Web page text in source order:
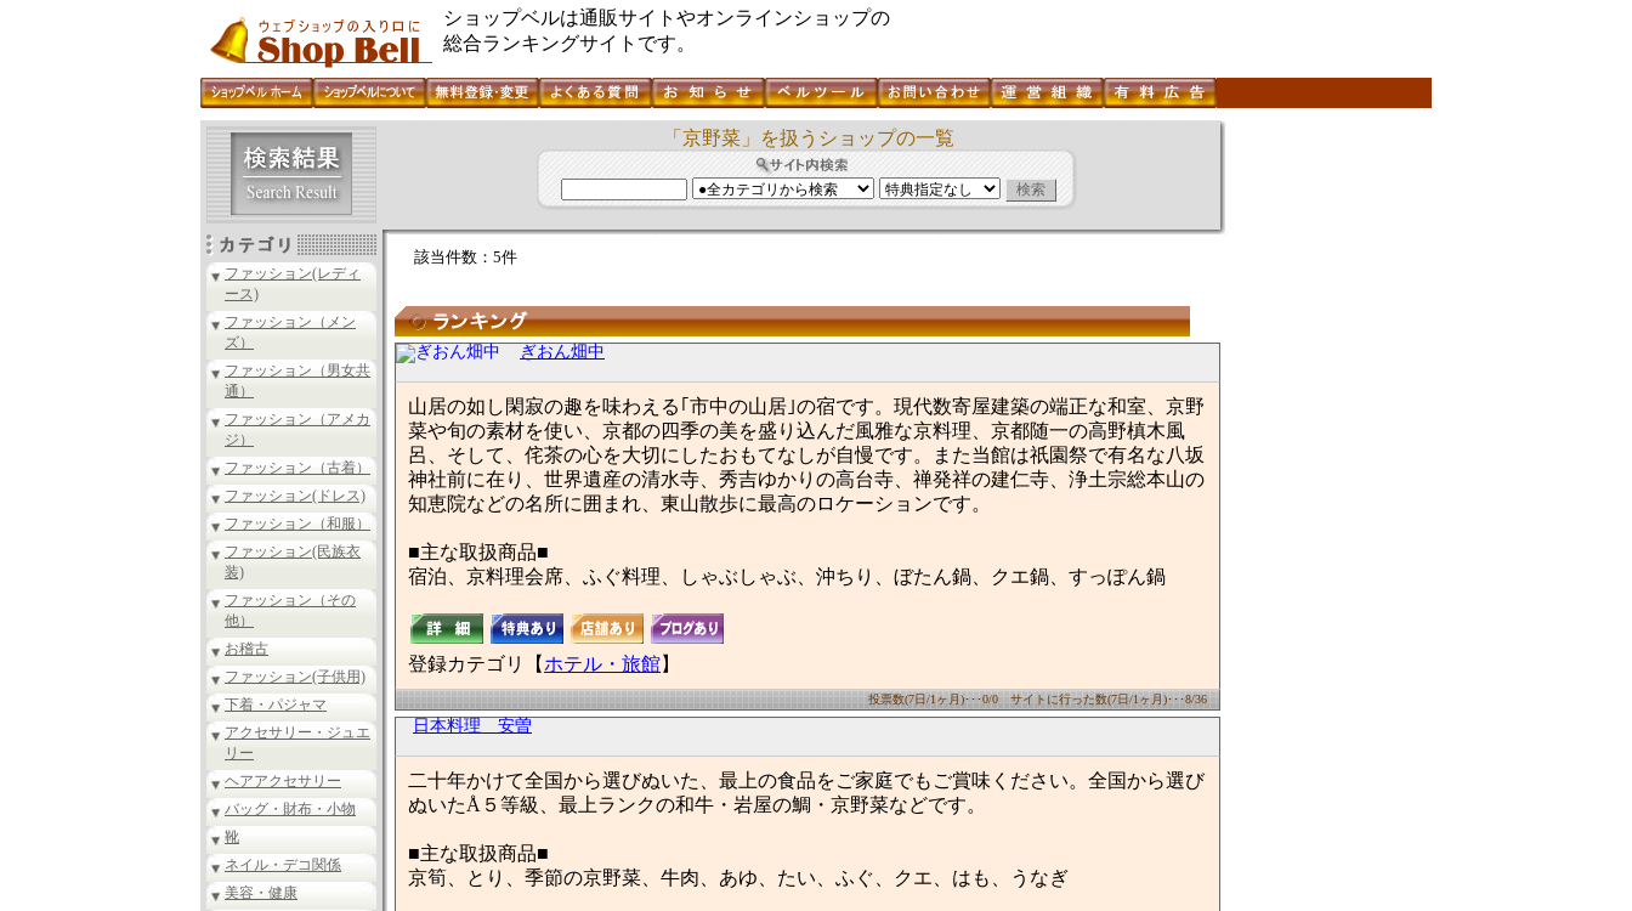
ショップベルは通販サイトやオンラインショップの
総合ランキングサイトです。
ファッション(レディ
ース)
ファッション（メン
ズ）
ファッション（男女共
通）
ファッション（アメカ
ジ）
ファッション（古着）
ファッション(ドレス)
ファッション（和服）
ファッション(民族衣
装)
ファッション（その
他）
お稽古
ファッション(子供用)
下着・パジャマ
アクセサリー・ジュエ
リー
ヘアアクセサリー
バッグ・財布・小物
靴
ネイル・デコ関係
美容・健康
「京野菜」を扱うショップの一覧
該当件数：5件
ぎおん畑中
山居の如し閑寂の趣を味わえる｢市中の山居｣の宿です。現代数寄屋建築の端正な和室、京野
菜や旬の素材を使い、京都の四季の美を盛り込んだ風雅な京料理、京都随一の高野槙木風
呂、そして、侘茶の心を大切にしたおもてなしが自慢です。また当館は祇園祭で有名な八坂
神社前に在り、世界遺産の清水寺、秀吉ゆかりの高台寺、禅発祥の建仁寺、浄土宗総本山の
知恵院などの名所に囲まれ、東山散歩に最高のロケーションです。
■主な取扱商品■
宿泊、京料理会席、ふぐ料理、しゃぶしゃぶ、沖ちり、ぼたん鍋、クエ鍋、すっぽん鍋
登録カテゴリ【ホテル・旅館】
投票数(7日/1ヶ月)･･･0/0 サイトに行った数(7日/1ヶ月)･･･8/36
日本料理 安曽
二十年かけて全国から選びぬいた、最上の食品をご家庭でもご賞味ください。全国から選び
ぬいたÅ５等級、最上ランクの和牛・岩屋の鯛・京野菜などです。
■主な取扱商品■
京筍、とり、季節の京野菜、牛肉、あゆ、たい、ふぐ、クエ、はも、うなぎ